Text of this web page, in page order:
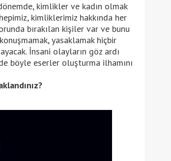
kimlikler ve kadın olmak
kimliklerimiz hakkında her
bırakılan kişiler var ve bunu
yasaklamak hiçbir
İnsani olayların göz ardı
böyle eserler oluşturma ilhamını